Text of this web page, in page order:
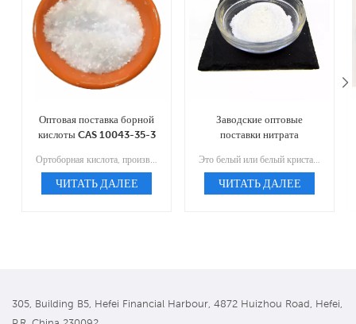
Оптовая поставка борной
кислоты CAS 10043-35-3
ЧИТАТЬ ДАЛЕЕ
Заводские оптовые
поставки нитрата
87-7
ЧИТАТЬ ДАЛЕЕ
305, Building B5, Hefei Financial Harbour, 4872 Huizhou Road, Hefei,